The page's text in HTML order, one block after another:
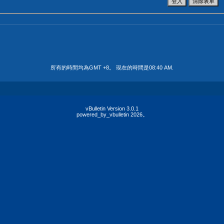
所有的時間均為GMT +8。 現在的時間是08:40 AM
vBulletin Version 3.0.1
powered_by_vbulletin 2026。